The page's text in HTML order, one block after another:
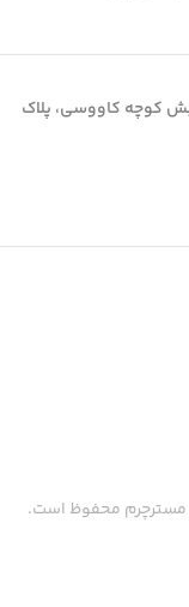
نبش کوچه کاووسی، پلاک
مسترچرم محفوظ است.